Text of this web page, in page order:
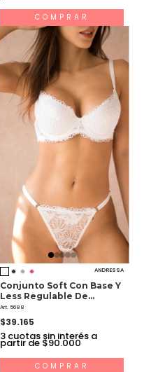
COMPRAR
ANDRESSA
Conjunto Soft Con Base Y
Less Regulable De
Puntilla
Art. 5688
$39.165
3 cuotas sin interés a
partir de $90.000
COMPRAR